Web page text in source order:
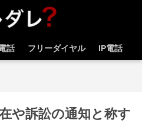
話 フリーダイヤル IP電話
や訴訟の通知と称す